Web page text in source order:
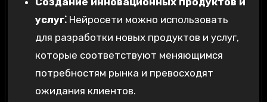
услуг⁚Нейросети можно использовать
для разработки новых продуктов и услуг‚
которые соответствуют меняющимся
потребностям рынка и превосходят
ожидания клиентов.